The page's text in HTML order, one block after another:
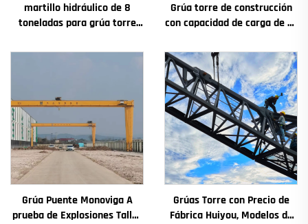
martillo hidráulico de 8
toneladas para grúa torre
competitivo
Grúa torre de construcción
con capacidad de carga de 4t
principales: caja de
engranajes, motor de
engranaje, rodamiento
Grúa Puente Monoviga A
prueba de Explosiones Taller
Grúas Torre con Precio de
Fábrica Huiyou, Modelos de